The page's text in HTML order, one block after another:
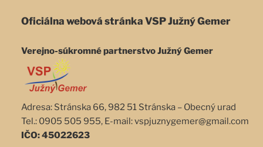
Oficiálna webová stránka VSP Južný Gemer
Verejno-súkromné partnerstvo Južný Gemer
Adresa: Stránska 66, 982 51 Stránska – Obecný urad
Tel.: 0905 505 955, E-mail: vspjuznygemer@gmail.com
IČO: 45022623